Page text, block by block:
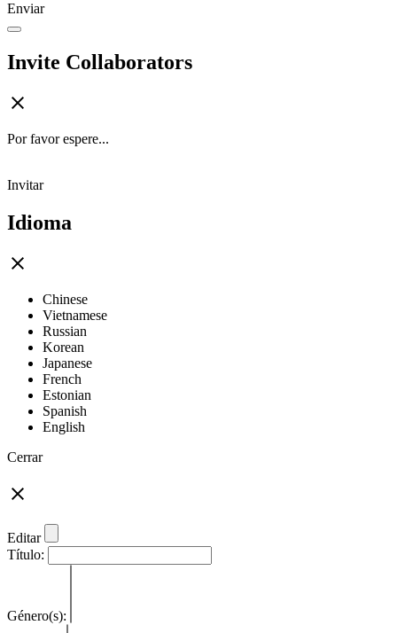
Enviar
Invite Collaborators
Por favor espere...
Invitar
Idioma
Chinese
Vietnamese
Russian
Korean
Japanese
French
Estonian
Spanish
English
Cerrar
Editar
Título:
Género(s):